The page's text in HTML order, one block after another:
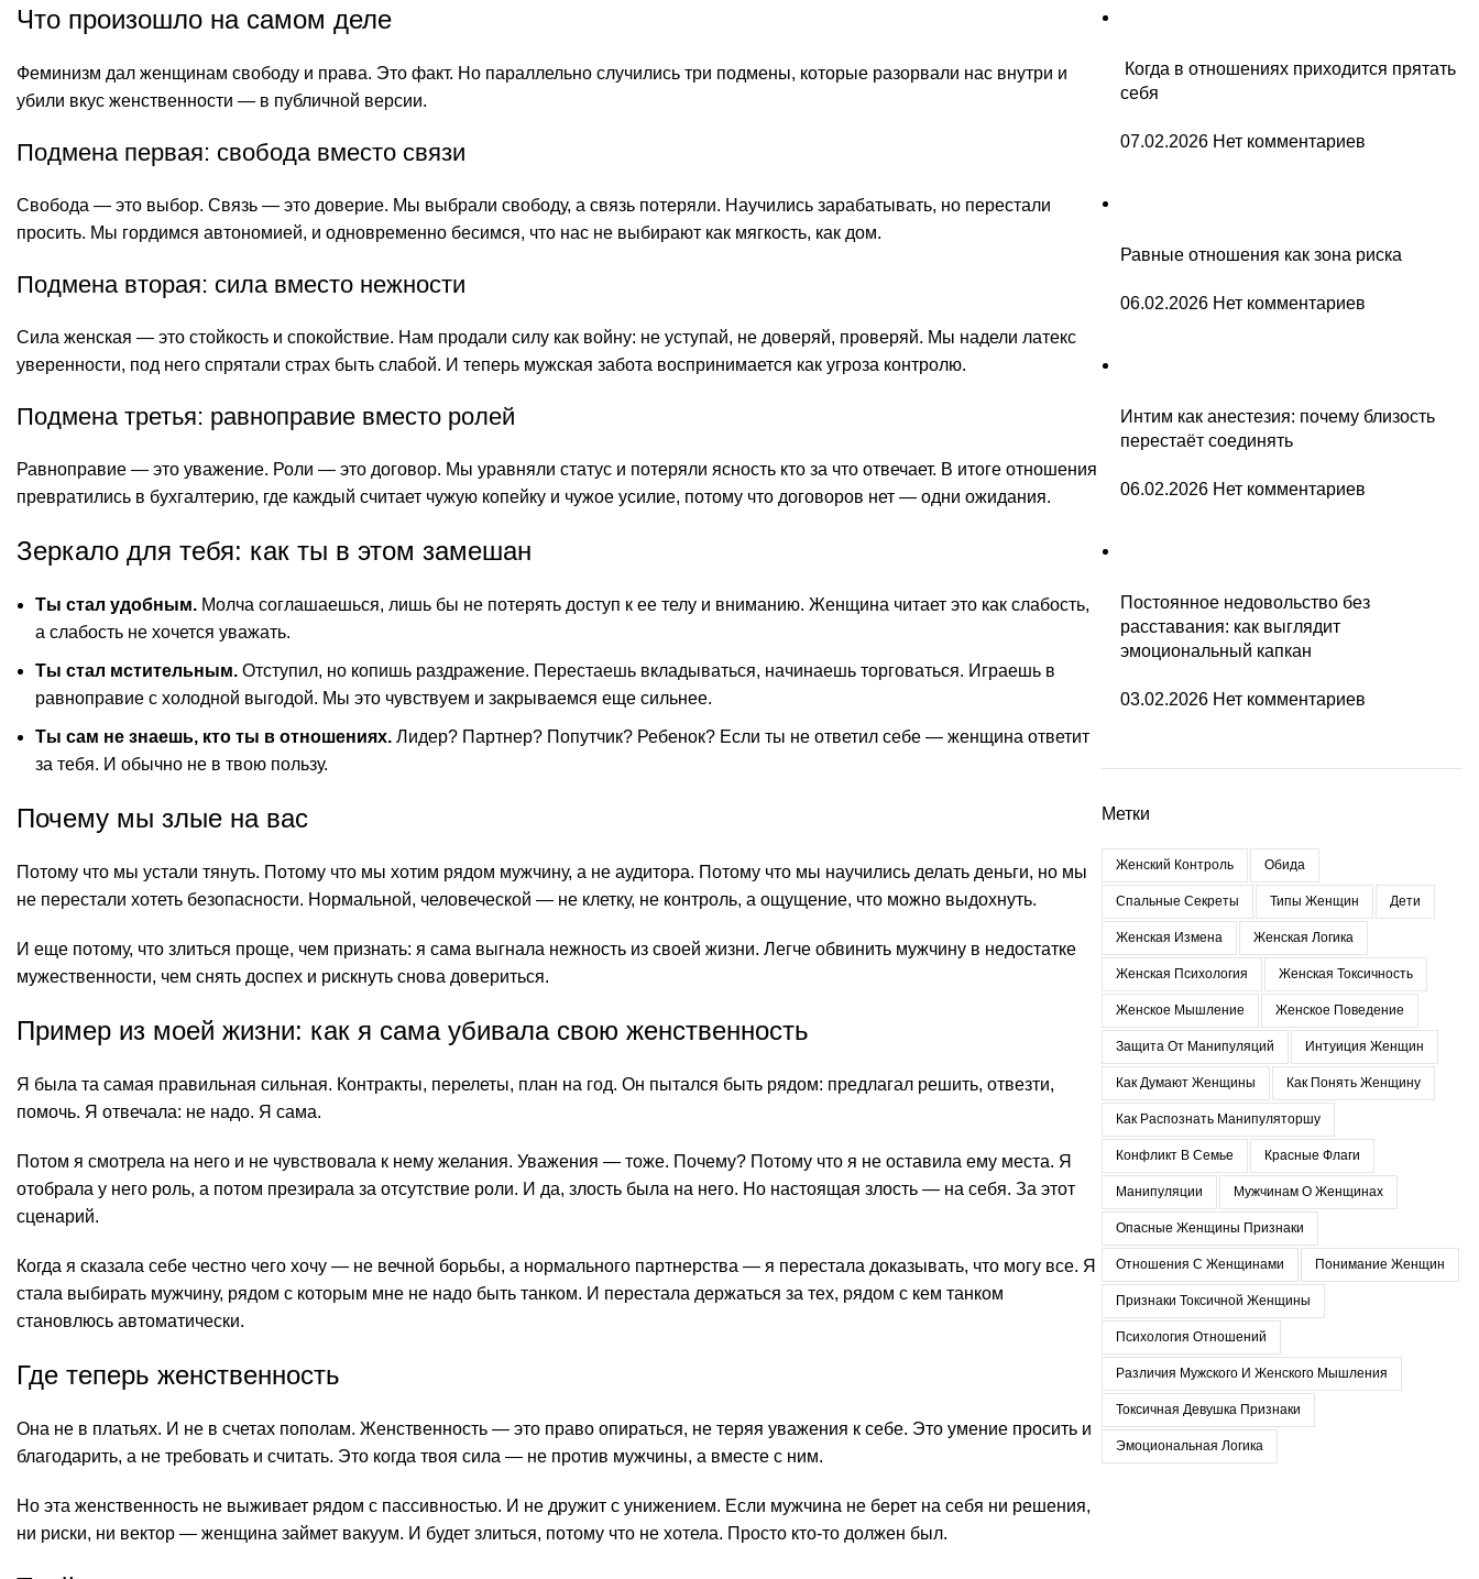
Что произошло на самом деле
Феминизм дал женщинам свободу и права. Это факт. Но параллельно случились три подмены, которые разорвали нас внутри и
убили вкус женственности — в публичной версии.
Подмена первая: свобода вместо связи
Свобода — это выбор. Связь — это доверие. Мы выбрали свободу, а связь потеряли. Научились зарабатывать, но перестали
просить. Мы гордимся автономией, и одновременно бесимся, что нас не выбирают как мягкость, как дом.
Подмена вторая: сила вместо нежности
Сила женская — это стойкость и спокойствие. Нам продали силу как войну: не уступай, не доверяй, проверяй. Мы надели латекс
уверенности, под него спрятали страх быть слабой. И теперь мужская забота воспринимается как угроза контролю.
Подмена третья: равноправие вместо ролей
Равноправие — это уважение. Роли — это договор. Мы уравняли статус и потеряли ясность кто за что отвечает. В итоге отношения
превратились в бухгалтерию, где каждый считает чужую копейку и чужое усилие, потому что договоров нет — одни ожидания.
Зеркало для тебя: как ты в этом замешан
Ты стал удобным. Молча соглашаешься, лишь бы не потерять доступ к ее телу и вниманию. Женщина читает это как слабость,
а слабость не хочется уважать.
Ты стал мстительным. Отступил, но копишь раздражение. Перестаешь вкладываться, начинаешь торговаться. Играешь в
равноправие с холодной выгодой. Мы это чувствуем и закрываемся еще сильнее.
Ты сам не знаешь, кто ты в отношениях. Лидер? Партнер? Попутчик? Ребенок? Если ты не ответил себе — женщина ответит
за тебя. И обычно не в твою пользу.
Почему мы злые на вас
Потому что мы устали тянуть. Потому что мы хотим рядом мужчину, а не аудитора. Потому что мы научились делать деньги, но мы
не перестали хотеть безопасности. Нормальной, человеческой — не клетку, не контроль, а ощущение, что можно выдохнуть.
И еще потому, что злиться проще, чем признать: я сама выгнала нежность из своей жизни. Легче обвинить мужчину в недостатке
мужественности, чем снять доспех и рискнуть снова довериться.
Пример из моей жизни: как я сама убивала свою женственность
Я была та самая правильная сильная. Контракты, перелеты, план на год. Он пытался быть рядом: предлагал решить, отвезти,
помочь. Я отвечала: не надо. Я сама.
Потом я смотрела на него и не чувствовала к нему желания. Уважения — тоже. Почему? Потому что я не оставила ему места. Я
отобрала у него роль, а потом презирала за отсутствие роли. И да, злость была на него. Но настоящая злость — на себя. За этот
сценарий.
Когда я сказала себе честно чего хочу — не вечной борьбы, а нормального партнерства — я перестала доказывать, что могу все. Я
стала выбирать мужчину, рядом с которым мне не надо быть танком. И перестала держаться за тех, рядом с кем танком
становлюсь автоматически.
Где теперь женственность
Она не в платьях. И не в счетах пополам. Женственность — это право опираться, не теряя уважения к себе. Это умение просить и
благодарить, а не требовать и считать. Это когда твоя сила — не против мужчины, а вместе с ним.
Но эта женственность не выживает рядом с пассивностью. И не дружит с унижением. Если мужчина не берет на себя ни решения,
ни риски, ни вектор — женщина займет вакуум. И будет злиться, потому что не хотела. Просто кто-то должен был.
Когда в отношениях приходится прятать
себя
07.02.2026 Нет комментариев
Равные отношения как зона риска
06.02.2026 Нет комментариев
Интим как анестезия: почему близость
перестаёт соединять
06.02.2026 Нет комментариев
Постоянное недовольство без
расставания: как выглядит
эмоциональный капкан
03.02.2026 Нет комментариев
Метки
Женский Контроль Обида
Спальные Секреты Типы Женщин Дети
Женская Измена Женская Логика
Женская Психология Женская Токсичность
Женское Мышление Женское Поведение
Защита От Манипуляций Интуиция Женщин
Как Думают Женщины Как Понять Женщину
Как Распознать Манипуляторшу
Конфликт В Семье Красные Флаги
Манипуляции Мужчинам О Женщинах
Опасные Женщины Признаки
Отношения С Женщинами Понимание Женщин
Признаки Токсичной Женщины
Психология Отношений
Различия Мужского И Женского Мышления
Токсичная Девушка Признаки
Эмоциональная Логика